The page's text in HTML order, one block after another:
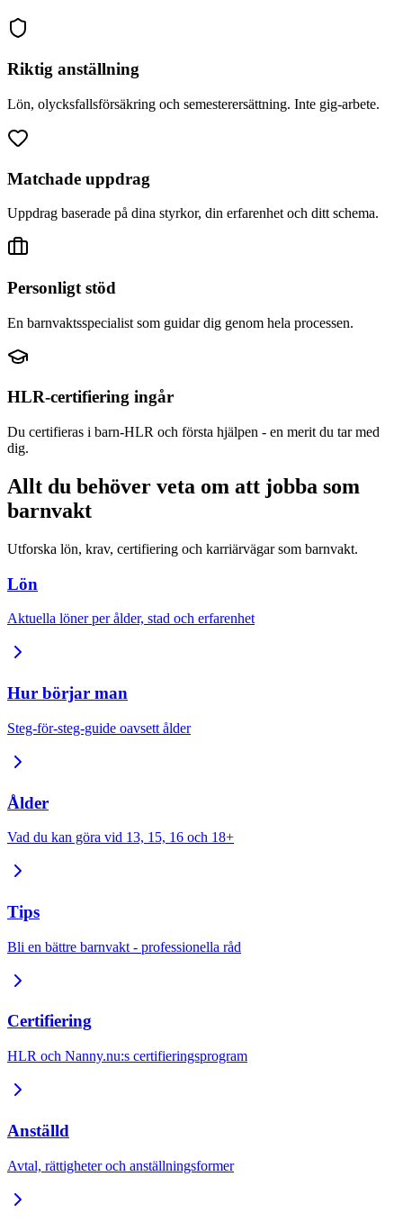
Riktig anställning
Lön, olycksfallsförsäkring och semesterersättning. Inte gig-arbete.
Matchade uppdrag
Uppdrag baserade på dina styrkor, din erfarenhet och ditt schema.
Personligt stöd
En barnvaktsspecialist som guidar dig genom hela processen.
HLR-certifiering ingår
Du certifieras i barn-HLR och första hjälpen - en merit du tar med
dig.
Allt du behöver veta om att jobba som
barnvakt
Utforska lön, krav, certifiering och karriärvägar som barnvakt.
Lön
Aktuella löner per ålder, stad och erfarenhet
Hur börjar man
Steg-för-steg-guide oavsett ålder
Ålder
Vad du kan göra vid 13, 15, 16 och 18+
Tips
Bli en bättre barnvakt - professionella råd
Certifiering
HLR och Nanny.nu:s certifieringsprogram
Anställd
Avtal, rättigheter och anställningsformer